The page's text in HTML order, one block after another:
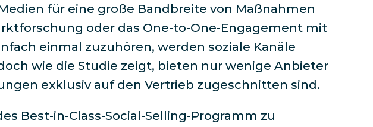
für eine große Bandbreite von Maßnahmen
oder das One-to-One-Engagement mit
einmal zuzuhören, werden soziale Kanäle
wie die Studie zeigt, bieten nur wenige Anbieter
exklusiv auf den Vertrieb zugeschnitten sind.
Best-in-Class-Social-Selling-Programm zu